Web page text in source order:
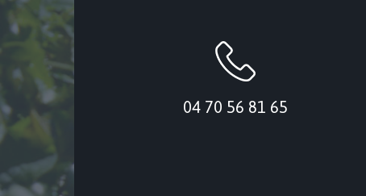
04 70 56 81 65